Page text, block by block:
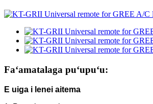
Faʻamatalaga puʻupuʻu:
E uiga i lenei aitema